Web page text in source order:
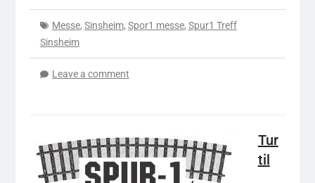
Messe, Sinsheim, Spor1 messe, Spur1 Treff
Sinsheim
Leave a comment
Tur
til